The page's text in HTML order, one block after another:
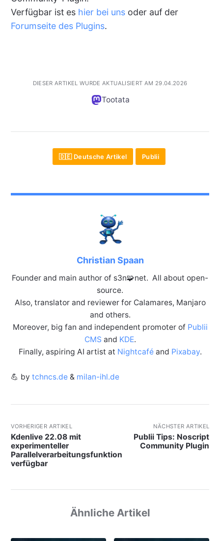
Verfügbar ist es hier bei unsoder auf der
Forumseite des Plugins.
DIESER ARTIKEL WURDE AKTUALISIERT AM 29.04.2026
Tootata
🇩🇪 Deutsche Artikel Publii
Christian Spaan
Founder and main author of s3n🧩net. All about open-
source.
Also, translator and reviewer for Calamares, Manjaro
and others.
Moreover, big fan and independent promoter of Publii
CMS and KDE.
Finally, aspiring AI artist at Nightcaféand Pixabay.
💪 by tchncs.de& milan-ihl.de
VORHERIGER ARTIKEL
Kdenlive 22.08 mit
experimenteller
Parallelverarbeitungsfunktion
verfügbar
NÄCHSTER ARTIKEL
Publii Tips: Noscript
Community Plugin
Ähnliche Artikel